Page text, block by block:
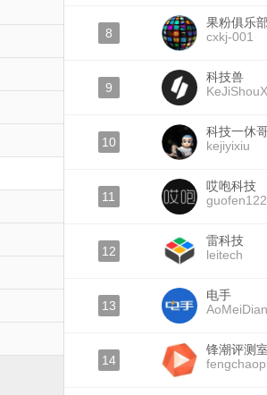
8
果粉俱乐
cxkj-001
9
科技兽
KeJiShouX
10
科技一休
kejiyixiu
11
哎咆科技
12
雷科技
leitech
13
电手
14
锋潮评测